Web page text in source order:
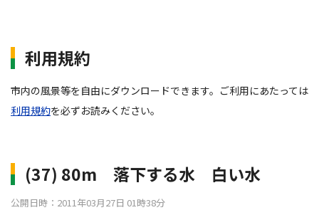
利用規約
市内の風景等を自由にダウンロードできます。ご利用にあたっては
利用規約を必ずお読みください。
(37) 80m 落下する水 白い水
公開日時：2011年03月27日 01時38分